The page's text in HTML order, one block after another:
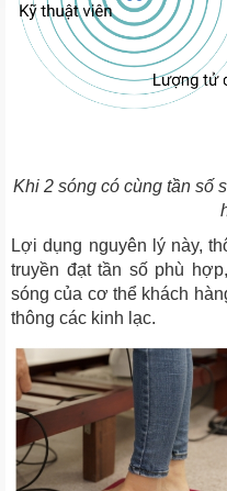
Khi 2 sóng có cùng tần số
Lợi dụng nguyên lý này,
truyền đạt tần số phù
sóng của cơ thể khách
thông các kinh lạc.